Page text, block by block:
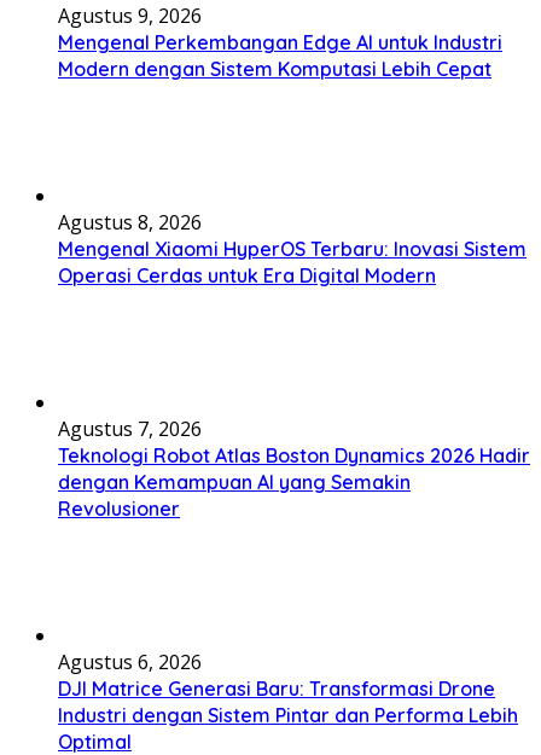
Agustus 9, 2026
Mengenal Perkembangan Edge AI untuk Industri
Modern dengan Sistem Komputasi Lebih Cepat
Agustus 8, 2026
Mengenal Xiaomi HyperOS Terbaru: Inovasi Sistem
Operasi Cerdas untuk Era Digital Modern
Agustus 7, 2026
Teknologi Robot Atlas Boston Dynamics 2026 Hadir
dengan Kemampuan AI yang Semakin
Revolusioner
Agustus 6, 2026
DJI Matrice Generasi Baru: Transformasi Drone
Industri dengan Sistem Pintar dan Performa Lebih
Optimal